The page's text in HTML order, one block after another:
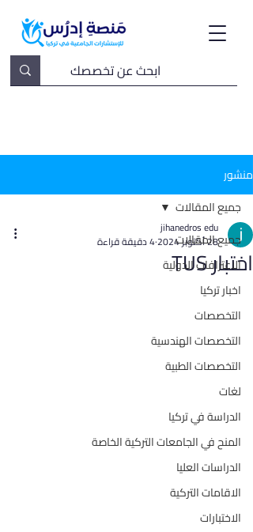
منشور
جميع المقالات
الاعترافات الدولية
اخبار تركيا
التخصصات
التخصصات الهندسية
التخصصات الطبية
لغات
الدراسة في تركيا
المنح في الجامعات التركية الخاصة
الدراسات العليا
الاقامات التركية
الاختبارات
جميع المقالات
اختبار TUS
jihanedros edu
28 أكتوبر 2024 4 دقيقة قراءة